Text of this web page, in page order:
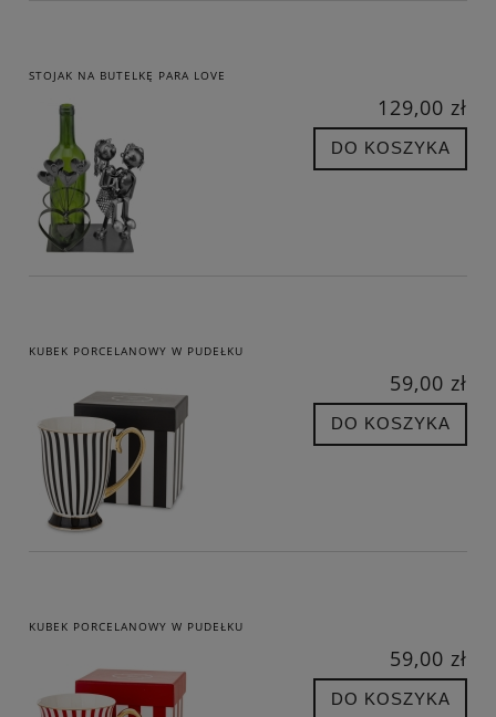
STOJAK NA BUTELKĘ PARA LOVE
129,00 zł
DO KOSZYKA
KUBEK PORCELANOWY W PUDEŁKU
59,00 zł
DO KOSZYKA
KUBEK PORCELANOWY W PUDEŁKU
59,00 zł
DO KOSZYKA